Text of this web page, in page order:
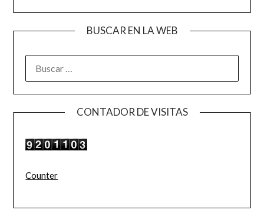
BUSCAR EN LA WEB
CONTADOR DE VISITAS
Counter